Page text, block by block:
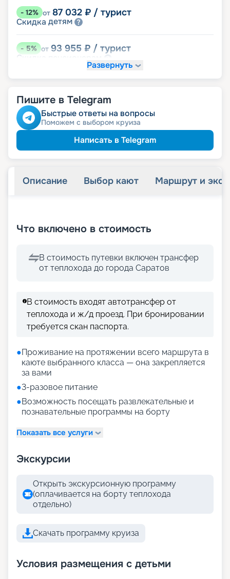
- 12% от 87 032 ₽ / турист
Скидка детям
-5% от 93 955 ₽ / турист
Скидка
именинникамРазвернуть
Пишите в Telegram
Быстрые ответы на вопросы
Поможем с выбором круиза
Написать в Telegram
Описание Выбор кают Маршрут и
Что включено в стоимость
В стоимость путевки включен трансфер
от теплохода до города Саратов
В стоимость входят автотрансфер от
теплохода и ж/д проезд. При бронировании
требуется скан паспорта.
●Проживание на протяжении всего маршрута в
каюте выбранного класса — она закрепляется
за вами
●3-разовое питание
●Возможность посещать развлекательные и
познавательные программы на борту
Показать все услуги
Экскурсии
Открыть экскурсионную программу
(оплачивается на борту теплохода
отдельно)
Скачать программу круиза
Условия размещения с детьми